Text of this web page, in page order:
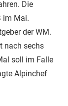
Die
im Mai.
der WM.
nach sechs
soll im Falle
Alpinchef